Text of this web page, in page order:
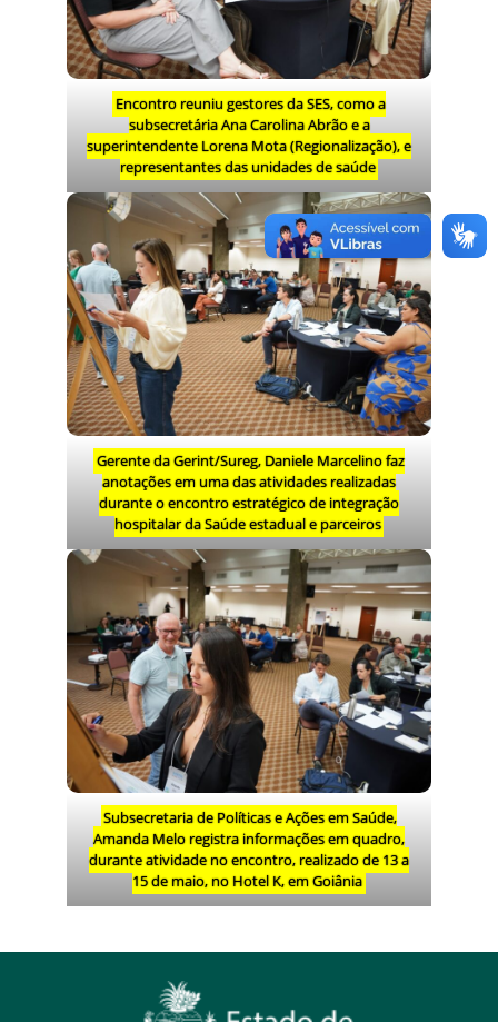
Encontro reuniu gestores da SES, como a
subsecretária Ana Carolina Abrão e a
superintendente Lorena Mota (Regionalização), e
representantes das unidades de saúde
Gerente da Gerint/Sureg, Daniele Marcelino faz
anotações em uma das atividades realizadas
durante o encontro estratégico de integração
hospitalar da Saúde estadual e parceiros
Subsecretaria de Políticas e Ações em Saúde,
Amanda Melo registra informações em quadro,
durante atividade no encontro, realizado de 13 a
15 de maio, no Hotel K, em Goiânia